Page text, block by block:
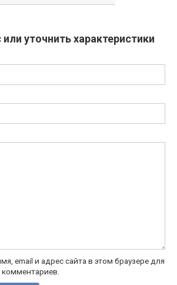
уточнить характеристики
email и адрес сайта в этом браузере для